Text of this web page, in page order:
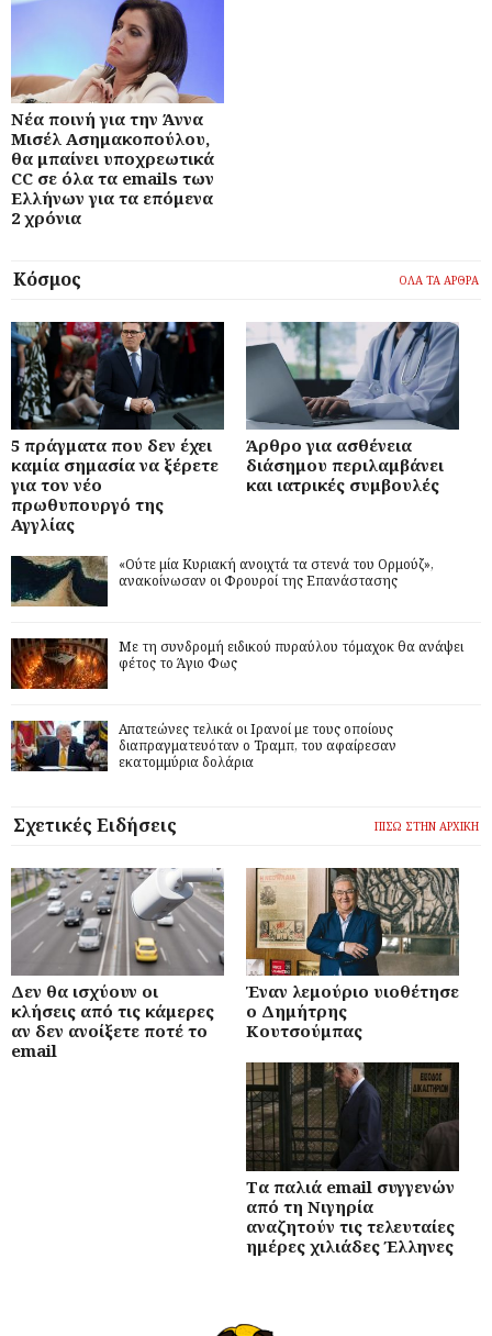
Νέα ποινή για την Άννα
Μισέλ Ασημακοπούλου,
θα μπαίνει υποχρεωτικά
CC σε όλα τα emails των
Ελλήνων για τα επόμενα
2 χρόνια
Κόσμος ΟΛΑ ΤΑ ΑΡΘΡΑ
5 πράγματα που δεν έχει
καμία σημασία να ξέρετε
για τον νέο
πρωθυπουργό της
Αγγλίας
Άρθρο για ασθένεια
διάσημου περιλαμβάνει
και ιατρικές συμβουλές
«Ούτε μία Κυριακή ανοιχτά τα στενά του Ορμούζ»,
ανακοίνωσαν οι Φρουροί της Επανάστασης
Με τη συνδρομή ειδικού πυραύλου τόμαχοκ θα ανάψει
φέτος το Άγιο Φως
Απατεώνες τελικά οι Ιρανοί με τους οποίους
διαπραγματευόταν ο Τραμπ, του αφαίρεσαν
εκατομμύρια δολάρια
Σχετικές Ειδήσεις ΠΙΣΩ ΣΤΗΝ ΑΡΧΙΚΗ
Δεν θα ισχύουν οι
κλήσεις από τις κάμερες
αν δεν ανοίξετε ποτέ το
email
Έναν λεμούριο υιοθέτησε
ο Δημήτρης
Κουτσούμπας
Τα παλιά email συγγενών
από τη Νιγηρία
αναζητούν τις τελευταίες
ημέρες χιλιάδες Έλληνες